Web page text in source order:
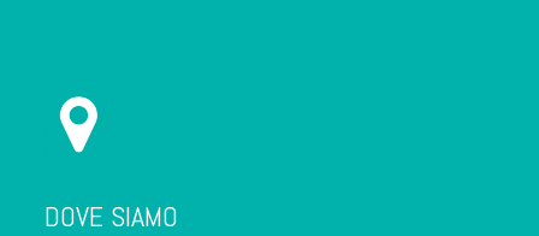
DOVE SIAMO